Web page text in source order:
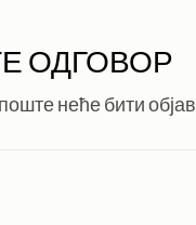
ОДГОВОР
неће бити